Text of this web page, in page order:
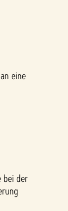
eine
bei der